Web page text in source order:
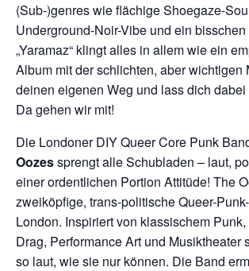
(Sub-)genres wie flächige Shoegaze-
Underground-Noir-Vibe und ein bisschen
„Yaramaz“ klingt alles in allem wie ein
Album mit der schlichten, aber wichtigen
deinen eigenen Weg und lass dich
Da gehen wir mit!
Die Londoner DIY Queer Core Punk
Oozessprengt alle Schubladen – laut,
einer ordentlichen Portion Attitüde! The
zweiköpfige, trans-politische Queer-
London. Inspiriert von klassischem
Drag, Performance Art und Musiktheater
so laut, wie sie nur können. Die Band